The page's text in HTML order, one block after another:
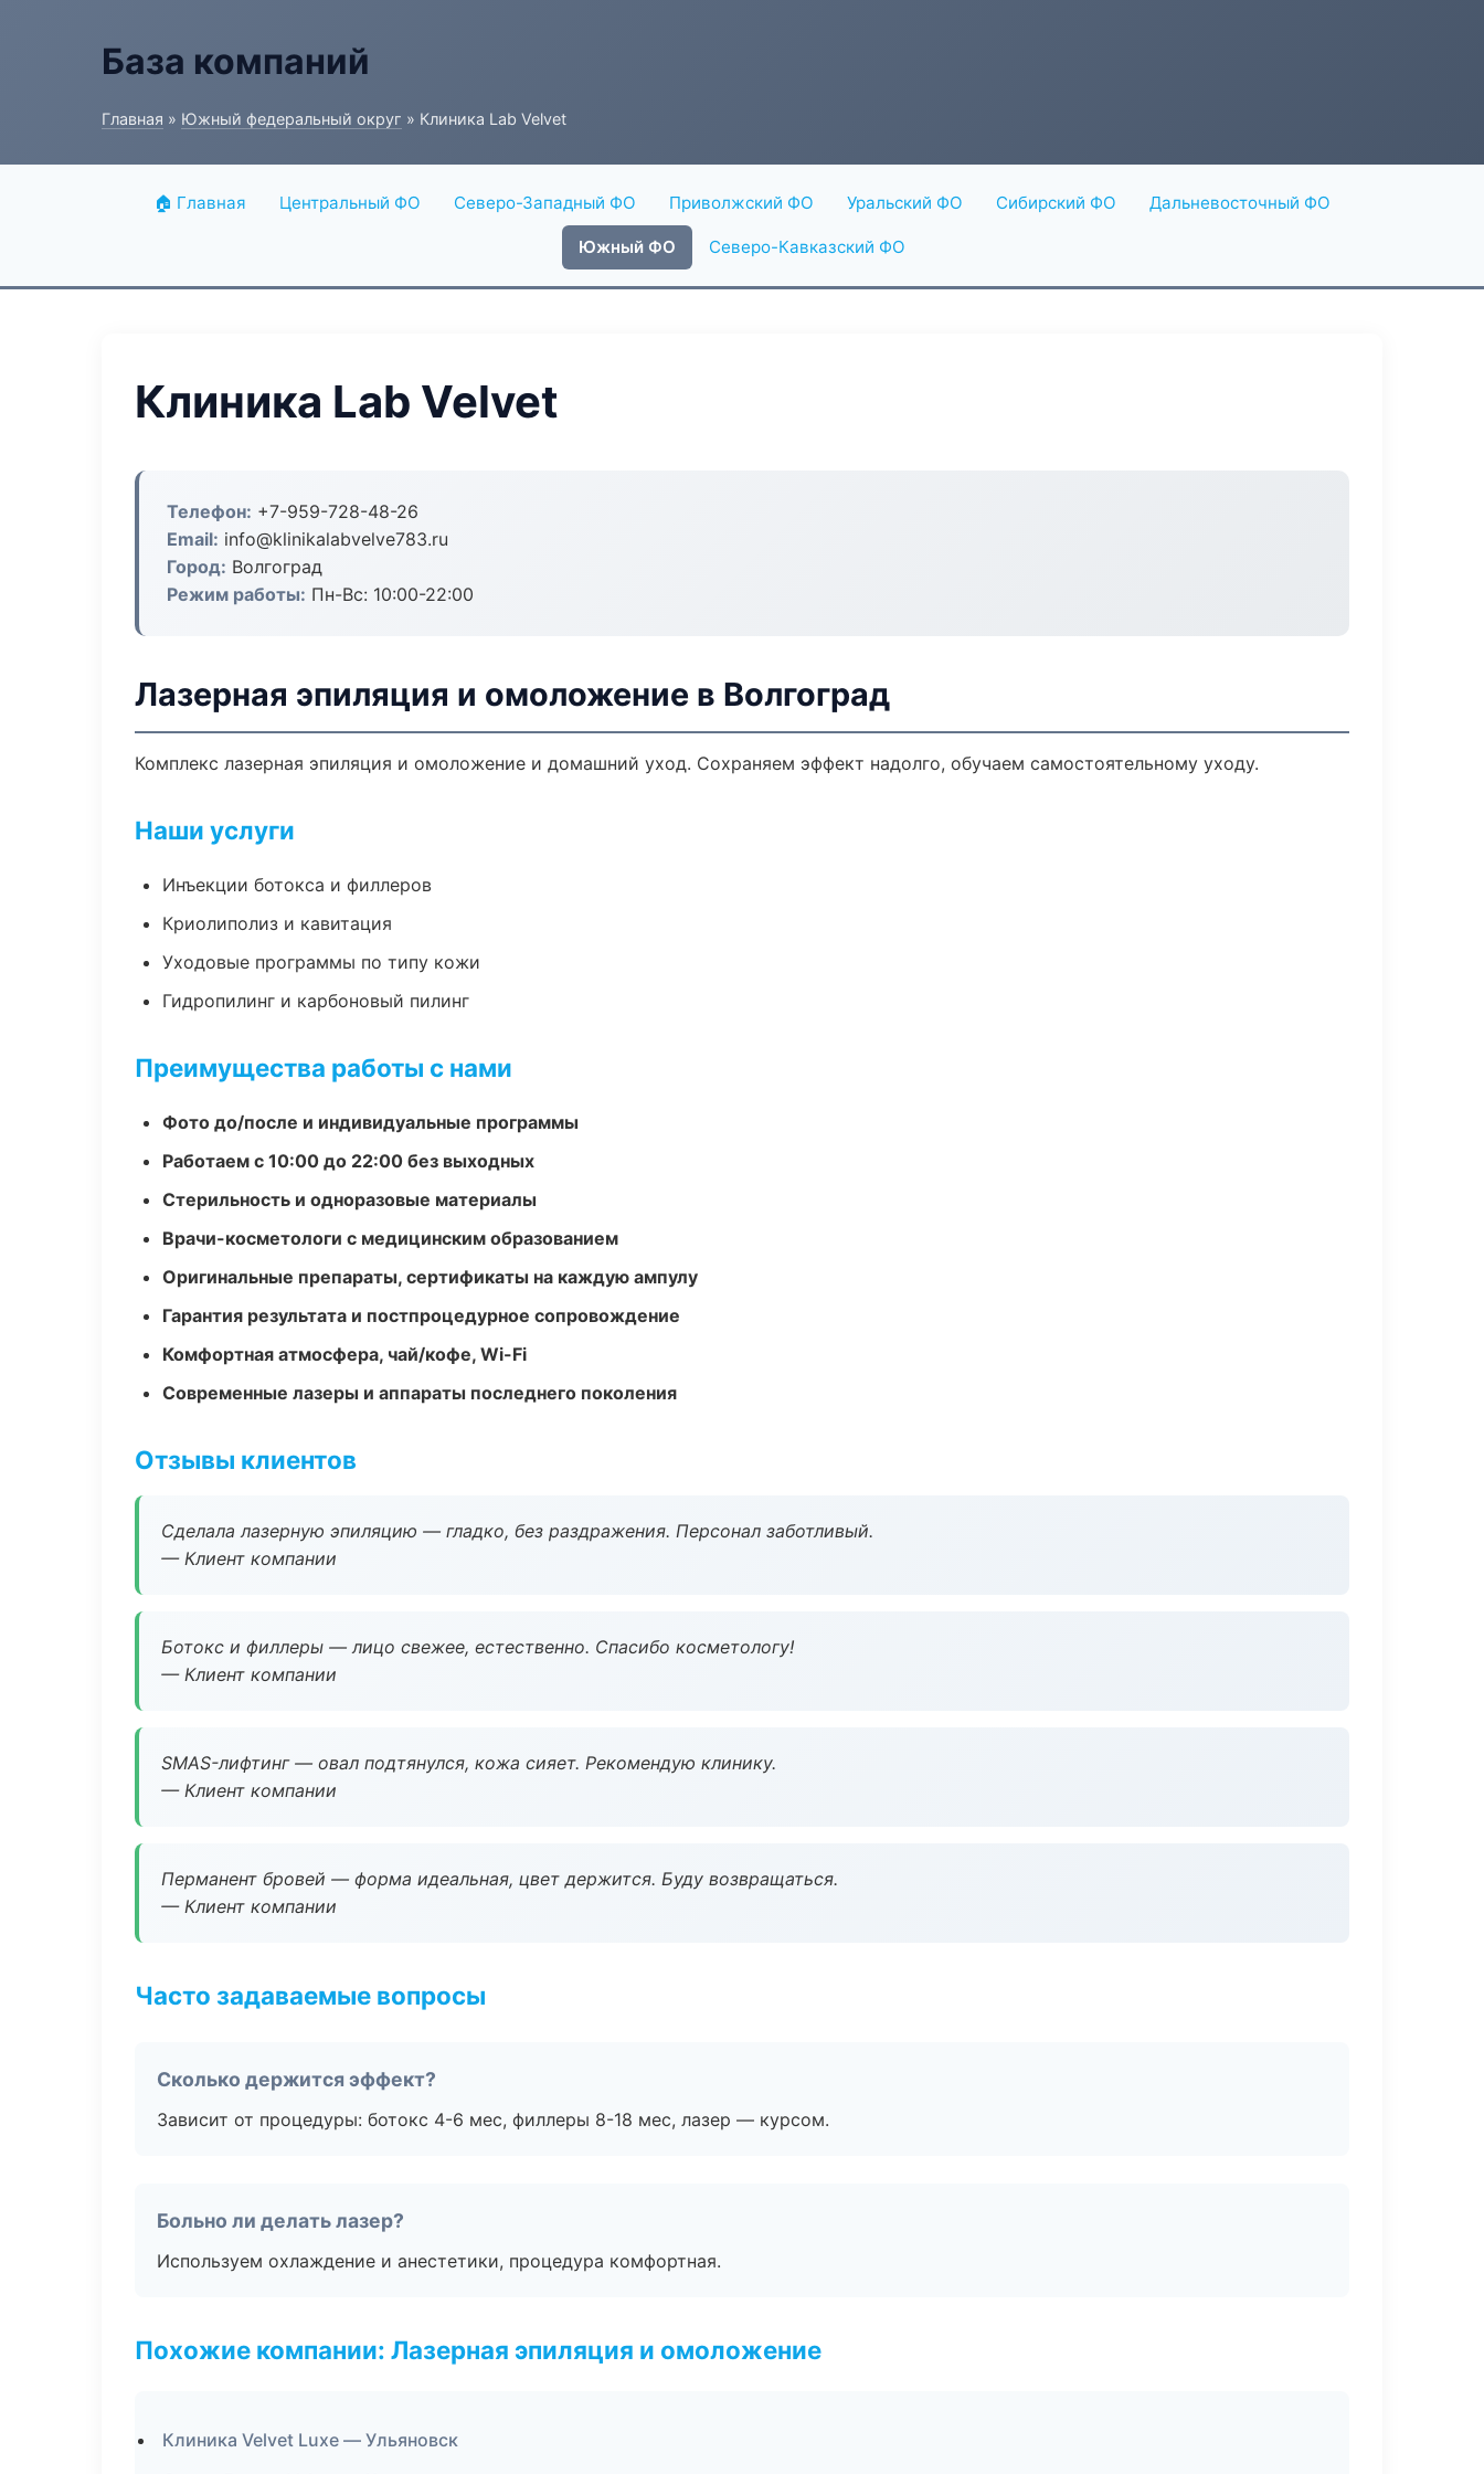
База компаний
Главная » Южный федеральный округ » Клиника Lab Velvet
🏠 Главная Центральный ФО Северо-Западный ФО Приволжский ФО Уральский ФО Сибирский ФО Дальневосточный ФО
Южный ФО Северо-Кавказский ФО
Клиника Lab Velvet
Телефон: +7-959-728-48-26
Email: info@klinikalabvelve783.ru
Город: Волгоград
Режим работы: Пн-Вс: 10:00-22:00
Лазерная эпиляция и омоложение в Волгоград
Комплекс лазерная эпиляция и омоложение и домашний уход. Сохраняем эффект надолго, обучаем самостоятельному уходу.
Наши услуги
Инъекции ботокса и филлеров
Криолиполиз и кавитация
Уходовые программы по типу кожи
Гидропилинг и карбоновый пилинг
Преимущества работы с нами
Фото до/после и индивидуальные программы
Работаем с 10:00 до 22:00 без выходных
Стерильность и одноразовые материалы
Врачи-косметологи с медицинским образованием
Оригинальные препараты, сертификаты на каждую ампулу
Гарантия результата и постпроцедурное сопровождение
Комфортная атмосфера, чай/кофе, Wi-Fi
Современные лазеры и аппараты последнего поколения
Отзывы клиентов
Сделала лазерную эпиляцию — гладко, без раздражения. Персонал заботливый.
— Клиент компании
Ботокс и филлеры — лицо свежее, естественно. Спасибо косметологу!
— Клиент компании
SMAS-лифтинг — овал подтянулся, кожа сияет. Рекомендую клинику.
— Клиент компании
Перманент бровей — форма идеальная, цвет держится. Буду возвращаться.
— Клиент компании
Часто задаваемые вопросы
Сколько держится эффект?
Зависит от процедуры: ботокс 4-6 мес, филлеры 8-18 мес, лазер — курсом.
Больно ли делать лазер?
Используем охлаждение и анестетики, процедура комфортная.
Похожие компании: Лазерная эпиляция и омоложение
Клиника Velvet Luxe — Ульяновск